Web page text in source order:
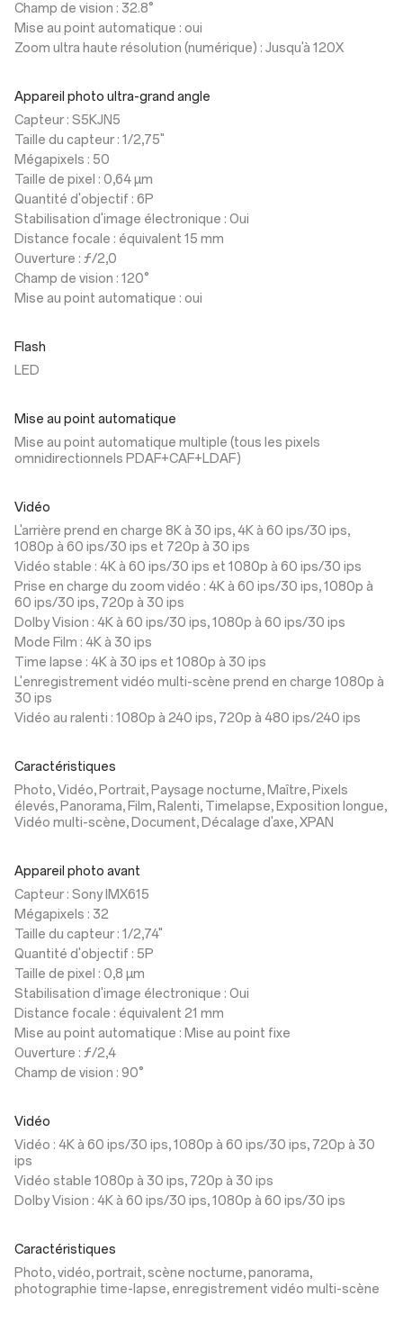
Champ de vision : 32.8°
Mise au point automatique : oui
Zoom ultra haute résolution (numérique) : Jusqu'à 120X
Appareil photo ultra-grand angle
Capteur : S5KJN5
Taille du capteur : 1/2,75"
Mégapixels : 50
Taille de pixel : 0,64 µm
Quantité d'objectif : 6P
Stabilisation d'image électronique : Oui
Distance focale : équivalent 15 mm
Ouverture : ƒ/2,0
Champ de vision : 120°
Mise au point automatique : oui
Flash
LED
Mise au point automatique
Mise au point automatique multiple (tous les pixels
omnidirectionnels PDAF+CAF+LDAF)
Vidéo
L'arrière prend en charge 8K à 30 ips, 4K à 60 ips/30 ips,
1080p à 60 ips/30 ips et 720p à 30 ips
Vidéo stable : 4K à 60 ips/30 ips et 1080p à 60 ips/30 ips
Prise en charge du zoom vidéo : 4K à 60 ips/30 ips, 1080p à
60 ips/30 ips, 720p à 30 ips
Dolby Vision : 4K à 60 ips/30 ips, 1080p à 60 ips/30 ips
Mode Film : 4K à 30 ips
Time lapse : 4K à 30 ips et 1080p à 30 ips
L'enregistrement vidéo multi-scène prend en charge 1080p à
30 ips
Vidéo au ralenti : 1080p à 240 ips, 720p à 480 ips/240 ips
Caractéristiques
Photo, Vidéo, Portrait, Paysage nocturne, Maître, Pixels
élevés, Panorama, Film, Ralenti, Timelapse, Exposition longue,
Vidéo multi-scène, Document, Décalage d'axe, XPAN
Appareil photo avant
Capteur : Sony IMX615
Mégapixels : 32
Taille du capteur : 1/2,74"
Quantité d'objectif : 5P
Taille de pixel : 0,8 µm
Stabilisation d'image électronique : Oui
Distance focale : équivalent 21 mm
Mise au point automatique : Mise au point fixe
Ouverture : ƒ/2,4
Champ de vision : 90°
Vidéo
Vidéo : 4K à 60 ips/30 ips, 1080p à 60 ips/30 ips, 720p à 30
ips
Vidéo stable 1080p à 30 ips, 720p à 30 ips
Dolby Vision : 4K à 60 ips/30 ips, 1080p à 60 ips/30 ips
Caractéristiques
Photo, vidéo, portrait, scène nocturne, panorama,
photographie time-lapse, enregistrement vidéo multi-scène